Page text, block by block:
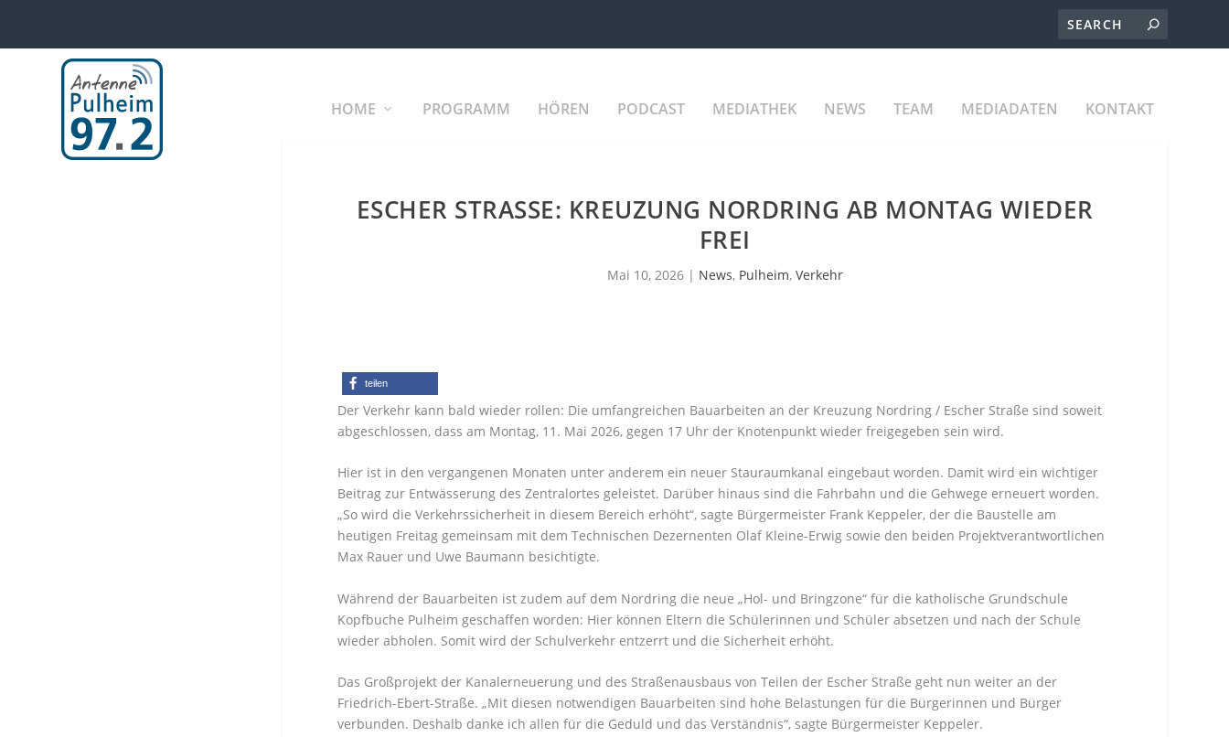
HOME PROGRAMM HÖREN PODCAST MEDIATHEK NEWS TEAM MEDIADATEN KONTAKT
ESCHER STRASSE: KREUZUNG NORDRING AB MONTAG WIEDER F
REI
Mai 10, 2026| News, Pulheim, Verkehr
teilen
Der Verkehr kann bald wieder rollen: Die umfangreichen Bauarbeiten an der Kreuzung Nordring / Escher Straße sind soweit
abgeschlossen, dass am Montag, 11. Mai 2026, gegen 17 Uhr der Knotenpunkt wieder freigegeben sein wird.
Hier ist in den vergangenen Monaten unter anderem ein neuer Stauraumkanal eingebaut worden. Damit wird ein wichtiger
Beitrag zur Entwässerung des Zentralortes geleistet. Darüber hinaus sind die Fahrbahn und die Gehwege erneuert worden.
„So wird die Verkehrssicherheit in diesem Bereich erhöht“, sagte Bürgermeister Frank Keppeler, der die Baustelle am
heutigen Freitag gemeinsam mit dem Technischen Dezernenten Olaf Kleine-Erwig sowie den beiden Projektverantwortlichen
Max Rauer und Uwe Baumann besichtigte.
Während der Bauarbeiten ist zudem auf dem Nordring die neue „Hol- und Bringzone“ für die katholische Grundschule
Kopfbuche Pulheim geschaffen worden: Hier können Eltern die Schülerinnen und Schüler absetzen und nach der Schule
wieder abholen. Somit wird der Schulverkehr entzerrt und die Sicherheit erhöht.
Das Großprojekt der Kanalerneuerung und des Straßenausbaus von Teilen der Escher Straße geht nun weiter an der
Friedrich-Ebert-Straße. „Mit diesen notwendigen Bauarbeiten sind hohe Belastungen für die Bürgerinnen und Bürger
verbunden. Deshalb danke ich allen für die Geduld und das Verständnis“, sagte Bürgermeister Keppeler.